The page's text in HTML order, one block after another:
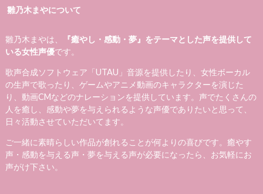
雛乃木まやについて
雛乃木まやは、
『癒やし・感動・夢』をテーマとした声を提供して
いる女性声優です。
歌声合成ソフトウェア「UTAU」音源を提供したり、女性ボーカル
の生声で歌ったり、ゲームやアニメ動画のキャラクターを演じた
り、動画CMなどのナレーションを提供しています。声でたくさんの
人を癒し、感動や夢を与えられるような声優でありたいと思って、
日々活動させていただいてます。
ご一緒に素晴らしい作品が創れることが何よりの喜びです。癒やす
声・感動を与える声・夢を与える声が必要になったら、お気軽にお
声がけ下さい。